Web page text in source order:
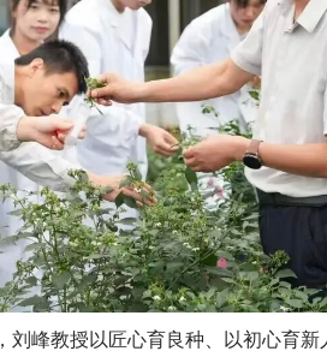
峰教授以匠心育良种、以初心育